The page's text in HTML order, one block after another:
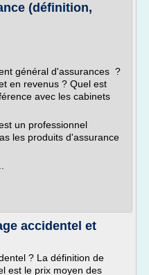
(définition,
général d'assurances ?
en revenus ? Quel est
avec les cabinets
un professionnel
les produits d'assurance
accidentel et
? La définition de
est le prix moyen des